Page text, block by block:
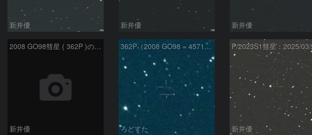
新井優 新井優 新井優
2008 GO98彗星 ( 362P )の予報位置：2025/09/25
新井優
362P（2008 GO98 = 457175）
ろどすた
P/2023S1彗星：2025/03/
新井優